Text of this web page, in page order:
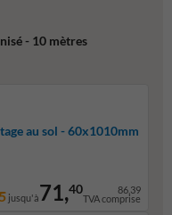
- 10 mètres
au sol - 60x1010mm
jusqu'à71,40 86,39
TVA comprise